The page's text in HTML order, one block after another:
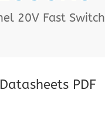
20V Fast
Datasheets PDF